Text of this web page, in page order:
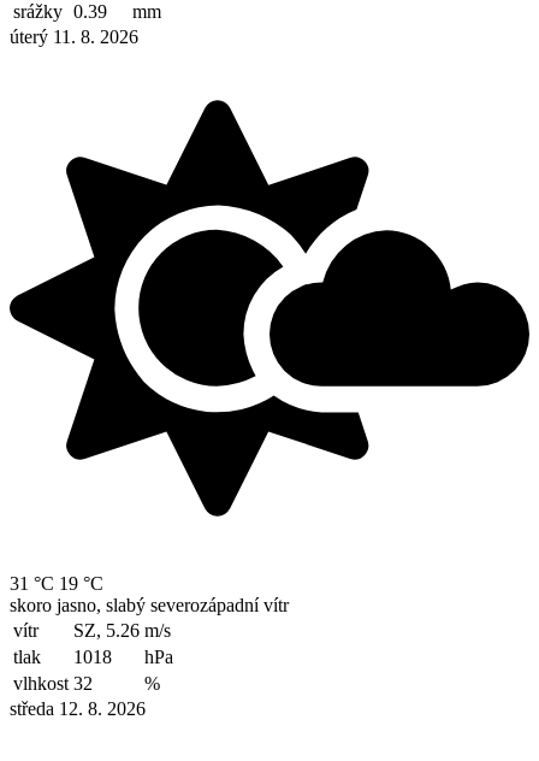
srážky 0.39
mm
úterý 11. 8. 2026
31 °C 19 °C
skoro jasno, slabý severozápadní vítr
vítr
SZ, 5.26 m/s
tlak
1018
hPa
vlhkost 32
%
středa 12. 8. 2026